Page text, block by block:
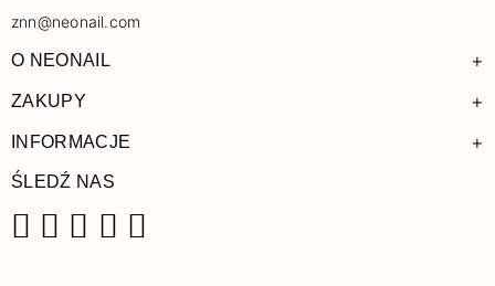
znn@neonail.com
O NEONAIL +
ZAKUPY +
INFORMACJE +
ŚLEDŹ NAS